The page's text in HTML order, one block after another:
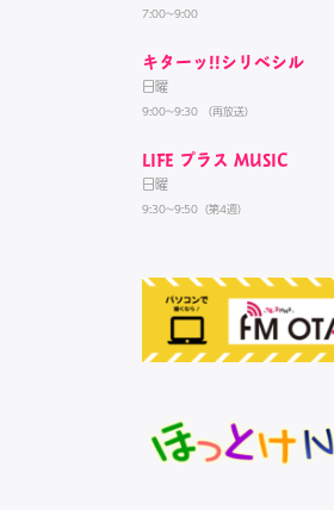
7:00~9:00
キターッ!!シリベシル
日曜
9:00~9:30 （再放送）
LIFE プラス MUSIC
日曜
9:30~9:50（第4週）